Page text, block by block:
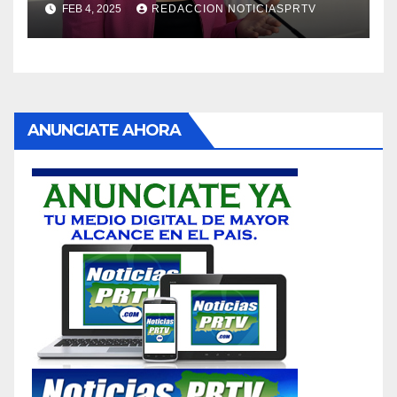
FEB 4, 2025 REDACCION NOTICIASPRTV
ANUNCIATE AHORA